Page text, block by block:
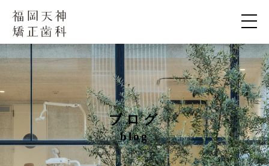
ブログ
blog